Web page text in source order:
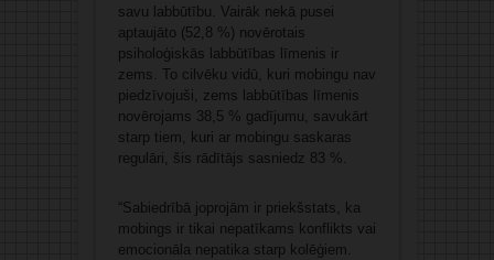
savu labbūtību. Vairāk nekā pusei
aptaujāto (52,8 %) novērotais
psiholoģiskās labbūtības līmenis ir
zems. To cilvēku vidū, kuri mobingu nav
piedzīvojuši, zems labbūtības līmenis
novērojams 38,5 % gadījumu, savukārt
starp tiem, kuri ar mobingu saskaras
regulāri, šis rādītājs sasniedz 83 %.
“Sabiedrībā joprojām ir priekšstats, ka
mobings ir tikai nepatīkams konflikts vai
emocionāla nepatika starp kolēģiem.